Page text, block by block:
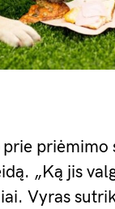
priėmimo
„Ką jis
Vyras